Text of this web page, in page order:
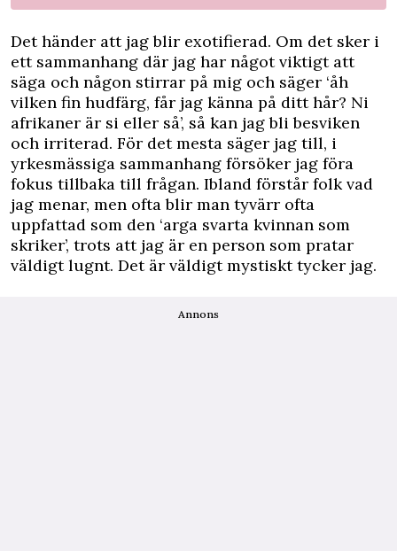
Det händer att jag blir exotifierad. Om det sker i
ett sammanhang där jag har något viktigt att
säga och någon stirrar på mig och säger ‘åh
vilken fin hudfärg, får jag känna på ditt hår? Ni
afrikaner är si eller så’, så kan jag bli besviken
och irriterad. För det mesta säger jag till, i
yrkesmässiga sammanhang försöker jag föra
fokus tillbaka till frågan. Ibland förstår folk vad
jag menar, men ofta blir man tyvärr ofta
uppfattad som den ‘arga svarta kvinnan som
skriker’, trots att jag är en person som pratar
väldigt lugnt. Det är väldigt mystiskt tycker jag.
Annons